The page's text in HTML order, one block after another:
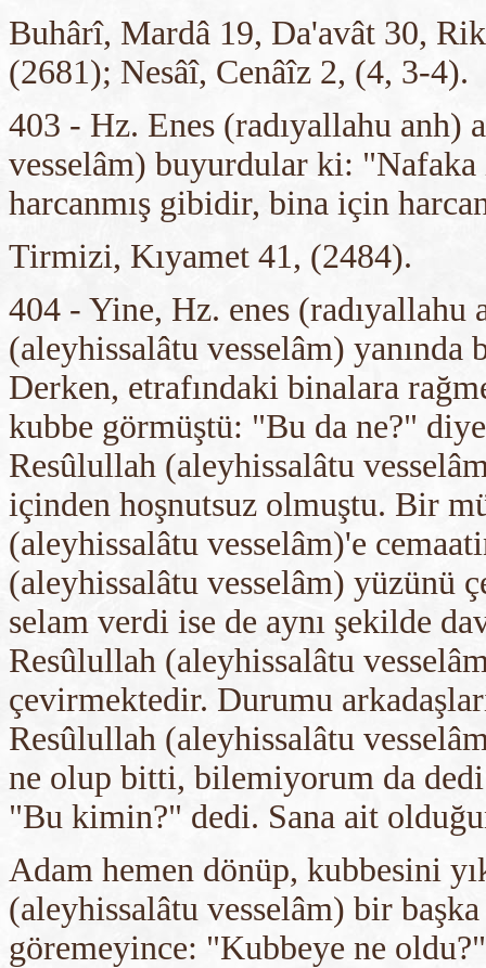
Buhârî, Mardâ 19, Da'avât 30,
(2681); Nesâî, Cenâîz 2, (4, 3-4).
403 - Hz. Enes (radıyallahu anh)
vesselâm) buyurdular ki:
harcanmış gibidir, bina için
Tirmizi, Kıyamet 41, (2484).
404 - Yine, Hz. enes
(aleyhissalâtu vesselâm)
Derken, etrafındaki binalara
kubbe görmüştü: "Bu da ne?"
Resûlullah (aleyhissalâtu
içinden hoşnutsuz olmuştu. Bir
(aleyhissalâtu vesselâm)'e
(aleyhissalâtu vesselâm) yüzünü
selam verdi ise de aynı şekilde
Resûlullah (aleyhissalâtu
çevirmektedir. Durumu
Resûlullah (aleyhissalâtu
ne olup bitti, bilemiyorum da
"Bu kimin?" dedi. Sana ait
Adam hemen dönüp, kubbesini
(aleyhissalâtu vesselâm) bir
göremeyince: "Kubbeye ne